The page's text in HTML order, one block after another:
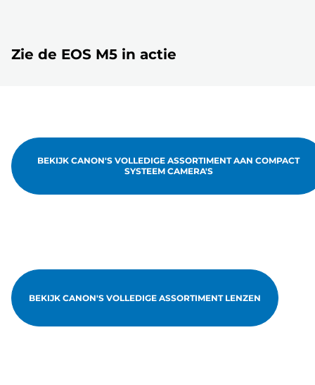
Zie de EOS M5 in actie
BEKIJK CANON'S VOLLEDIGE ASSORTIMENT AAN COMPACT
SYSTEEM CAMERA'S
BEKIJK CANON'S VOLLEDIGE ASSORTIMENT LENZEN